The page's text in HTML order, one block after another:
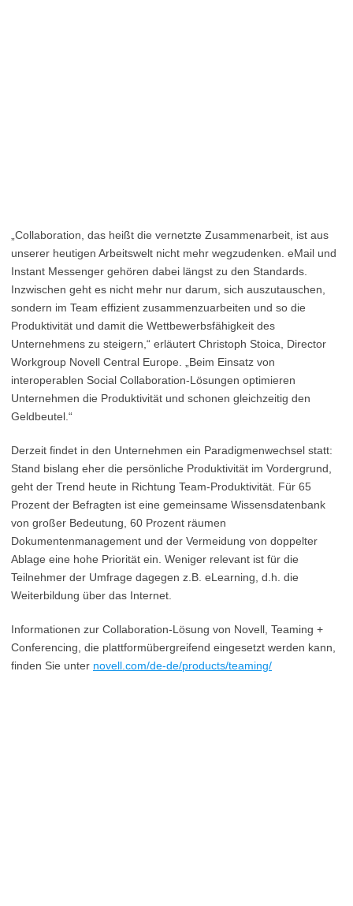
„Collaboration, das heißt die vernetzte Zusammenarbeit, ist aus
unserer heutigen Arbeitswelt nicht mehr wegzudenken. eMail und
Instant Messenger gehören dabei längst zu den Standards.
Inzwischen geht es nicht mehr nur darum, sich auszutauschen,
sondern im Team effizient zusammenzuarbeiten und so die
Produktivität und damit die Wettbewerbsfähigkeit des
Unternehmens zu steigern,“ erläutert Christoph Stoica, Director
Workgroup Novell Central Europe. „Beim Einsatz von
interoperablen Social Collaboration-Lösungen optimieren
Unternehmen die Produktivität und schonen gleichzeitig den
Geldbeutel.“
Derzeit findet in den Unternehmen ein Paradigmenwechsel statt:
Stand bislang eher die persönliche Produktivität im Vordergrund,
geht der Trend heute in Richtung Team-Produktivität. Für 65
Prozent der Befragten ist eine gemeinsame Wissensdatenbank
von großer Bedeutung, 60 Prozent räumen
Dokumentenmanagement und der Vermeidung von doppelter
Ablage eine hohe Priorität ein. Weniger relevant ist für die
Teilnehmer der Umfrage dagegen z.B. eLearning, d.h. die
Weiterbildung über das Internet.
Informationen zur Collaboration-Lösung von Novell, Teaming +
Conferencing, die plattformübergreifend eingesetzt werden kann,
finden Sie unter novell.com/de-de/products/teaming/